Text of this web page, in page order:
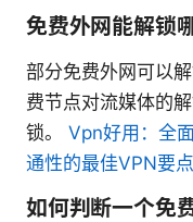
免费外网能解锁
部分免费外网可以
费节点对流媒体的
锁。 Vpn好用：全
通性的最佳VPN要点
如何判断一个免